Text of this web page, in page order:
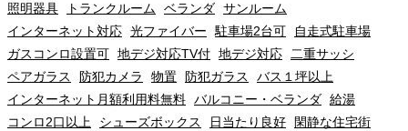
照明器具
トランクルーム ベランダ サンルーム
インターネット対応 光ファイバー 駐車場2台可
自走式駐車場
ガスコンロ設置可 地デジ対応TV付 地デジ対応 二重サッシ
ペアガラス
防犯カメラ 物置 防犯ガラス
バス１坪以上
インターネット月額利用料無料 バルコニー・ベランダ 給湯
コンロ2口以上
シューズボックス 日当たり良好
閑静な住宅街